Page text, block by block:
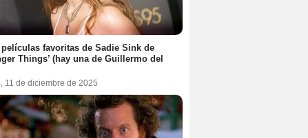
películas favoritas de Sadie Sink de
Things’ (hay una de Guillermo del
11 de diciembre de 2025